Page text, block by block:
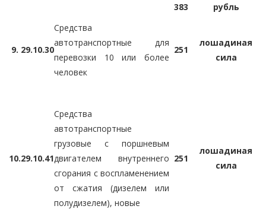
383 рубль
9. 29.10.30
Средства
автотранспортные для
перевозки 10 или более
человек
251
лошадиная
сила
10.29.10.41
Средства
автотранспортные
грузовые с поршневым
двигателем внутреннего
сгорания с воспламенением
от сжатия (дизелем или
полудизелем), новые
251
лошадиная
сила